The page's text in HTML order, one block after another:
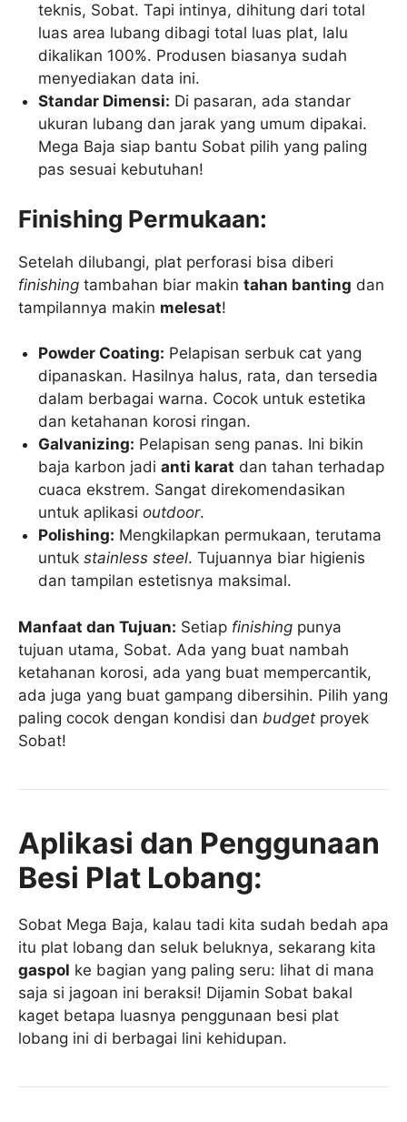
teknis, Sobat. Tapi intinya, dihitung dari total
luas area lubang dibagi total luas plat, lalu
dikalikan 100%. Produsen biasanya sudah
menyediakan data ini.
Standar Dimensi: Di pasaran, ada standar
ukuran lubang dan jarak yang umum dipakai.
Mega Baja siap bantu Sobat pilih yang paling
pas sesuai kebutuhan!
Finishing Permukaan:
Setelah dilubangi, plat perforasi bisa diberi
finishing tambahan biar makin tahan banting dan
tampilannya makin melesat!
Powder Coating: Pelapisan serbuk cat yang
dipanaskan. Hasilnya halus, rata, dan tersedia
dalam berbagai warna. Cocok untuk estetika
dan ketahanan korosi ringan.
Galvanizing: Pelapisan seng panas. Ini bikin
baja karbon jadianti karat dan tahan terhadap
cuaca ekstrem. Sangat direkomendasikan
untuk aplikasioutdoor.
Polishing: Mengkilapkan permukaan, terutama
untukstainless steel. Tujuannya biar higienis
dan tampilan estetisnya maksimal.
Manfaat dan Tujuan: Setiap finishing punya
tujuan utama, Sobat. Ada yang buat nambah
ketahanan korosi, ada yang buat mempercantik,
ada juga yang buat gampang dibersihin. Pilih yang
paling cocok dengan kondisi dan budget proyek
Sobat!
Aplikasi dan Penggunaan
Besi Plat Lobang:
Sobat Mega Baja, kalau tadi kita sudah bedah apa
itu plat lobang dan seluk beluknya, sekarang kita
gaspol ke bagian yang paling seru: lihat di mana
saja si jagoan ini beraksi! Dijamin Sobat bakal
kaget betapa luasnya penggunaan besi plat
lobang ini di berbagai lini kehidupan.